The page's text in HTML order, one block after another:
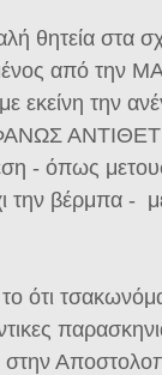
θητεία στα
από την
εκείνη την
ΑΝΤΙΘΕΤΗ
- όπως
την βέρμπα -
ότι
στην